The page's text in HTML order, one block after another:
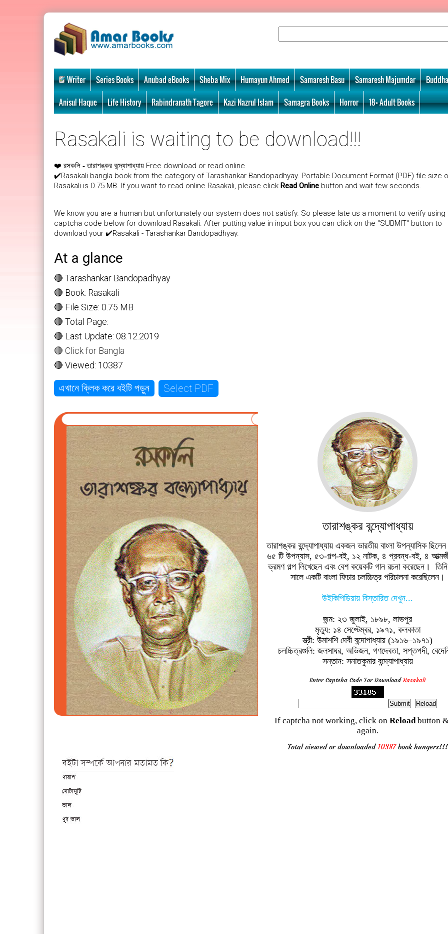
Writer Series Books Anubad eBooks Sheba Mix Humayun Ahmed Samaresh Basu Samaresh Majumdar
Anisul Haque Life History Rabindranath Tagore Kazi Nazrul Islam Samagra Books Horror 18+ Adult Books
Rasakali is waiting to be download!!!
❤️ রসকলি - তারাশঙ্কর বন্দ্যোপাধ্যায় Free download or read online
✔️Rasakali bangla book from the category of Tarashankar Bandopadhyay. Portable Document Format (PDF) file size
Rasakali is 0.75 MB. If you want to read online Rasakali, please click Read Online button and wait few seconds.
We know you are a human but unfortunately our system does not satisfy. So please late us a moment to verify using
captcha code below for download Rasakali. After putting value in input box you can click on the "SUBMIT" button to
download your ✔️Rasakali - Tarashankar Bandopadhyay.
At a glance
🔴 Tarashankar Bandopadhyay
🔴 Book: Rasakali
🔴 File Size: 0.75 MB
🔴 Total Page:
🔴 Last Update: 08.12.2019
🔴 Click for Bangla
🔴 Viewed: 10387
এখানে ক্লিক করে বইটি পড়ুন Select PDF
তারাশঙ্কর বন্দ্যোপাধ্যায়
তারাশঙ্কর বন্দ্যোপাধ্যায় একজন ভারতীয় বাংলা উপন্যাসিক
৬৫ টি উপন্যাস, ৫৩-গল্প-বই, ১২ নাটক, ৪ প্রবন্ধ-বই, ৪
ভ্রমণ গল্প লিখেছেন এবং বেশ কয়েকটি গান রচনা করেছেন।
সালে একটি বাংলা ফিচার চলচ্চিত্র পরিচালনা করেছিলেন।
উইকিপিডিয়ায় বিস্তারিত দেখুন...
জন্ম: ২৩ জুলাই, ১৮৯৮, লাভপুর
মৃত্যু: ১৪ সেপ্টেম্বর, ১৯৭১, কলকাতা
স্ত্রী: উমাশশি দেবী বন্দোপাধ্যায় (১৯১৬–১৯৭১)
চলচ্চিত্রগুলি: জলসাঘর, অভিজন, গণদেবতা, সপ্তপদী,
সন্তান: সনাতকুমার বন্দ্যোপাধ্যায়
Enter Captcha Code For Download Rasakali
If captcha not working, click on Reloadbutton
again.
Total viewed or downloaded 10387book hungers!!!